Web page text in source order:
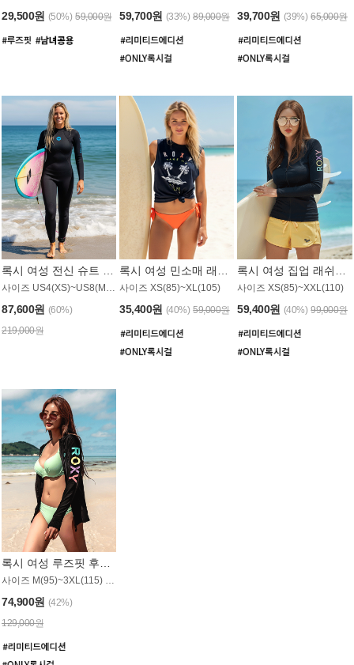
29,500원 (50%) 59,000원 59,700원 (33%) 89,000원 39,700원 (39%) 65,000원
87,600원 (60%)
219,000원
사이즈 XS(85)~XL(105)
35,400원 (40%) 59,000원
사이즈 XS(85)~XXL(110)
59,400원 (40%) 99,000원
록시 여성 루즈핏 후드 래쉬가드 WT900BRX
사이즈 M(95)~3XL(115) / 롱기장 타입
74,900원 (42%)
129,000원